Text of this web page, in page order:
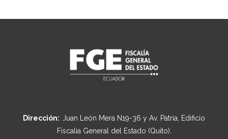
Dirección: Juan León Mera N19-36 y Av. Patria, Edificio
Fiscalía General del Estado (Quito).